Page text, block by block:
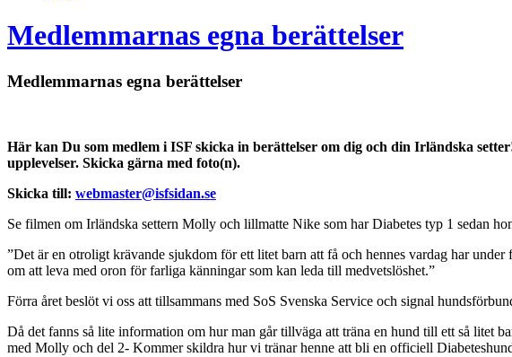
Medlemmarnas egna berättelser
Medlemmarnas egna berättelser
Här kan Du som medlem i ISF skicka in berättelser om dig och din Irländska
upplevelser. Skicka gärna med foto(n).
Skicka till: webmaster@isfsidan.se
Se filmen om Irländska settern Molly och lillmatte Nike som har Diabetes typ 1 sedan
”Det är en otroligt krävande sjukdom för ett litet barn att få och hennes vardag har
om att leva med oron för farliga känningar som kan leda till medvetslöshet.”
Förra året beslöt vi oss att tillsammans med SoS Svenska Service och signal
Då det fanns så lite information om hur man går tillväga att träna en hund till ett så litet
med Molly och del 2- Kommer skildra hur vi tränar henne att bli en officiell